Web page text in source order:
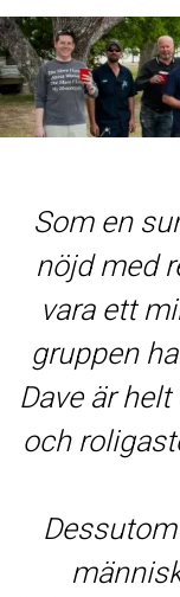
väldigt
att
i
och
trevligaste
någonsin
roliga,